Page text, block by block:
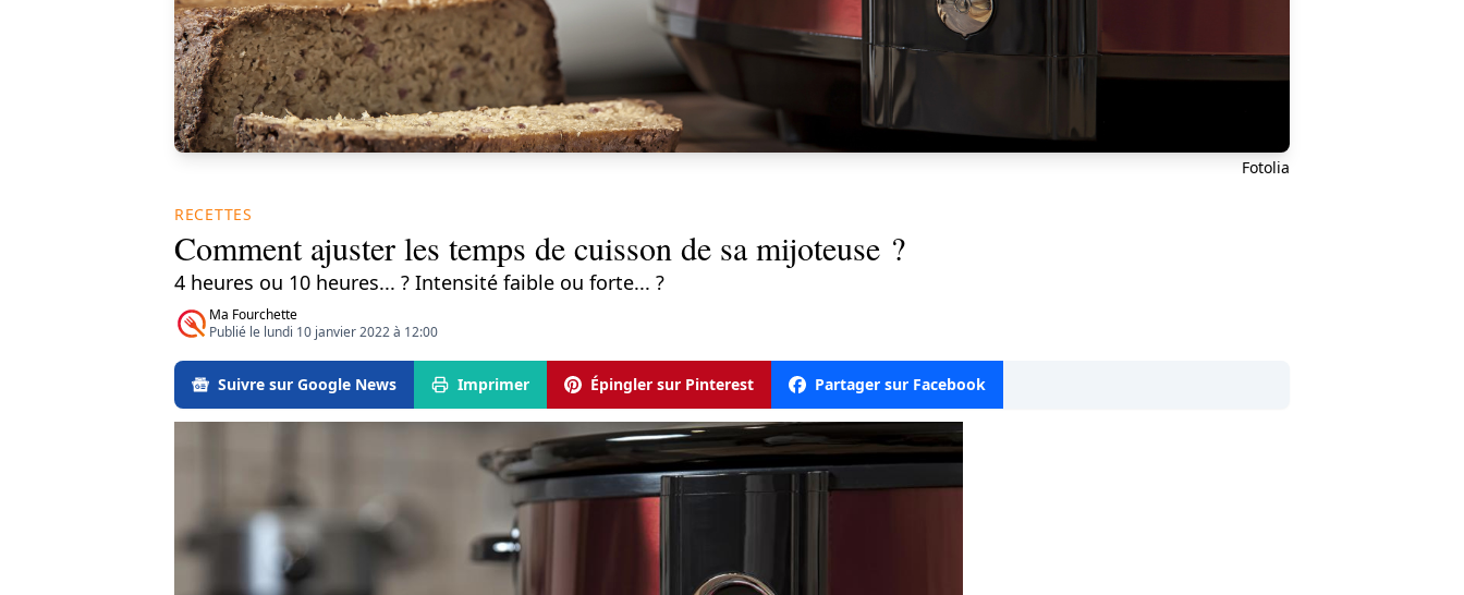
Fotolia
RECETTES
Comment ajuster les temps de cuisson de sa mijoteuse ?
4 heures ou 10 heures... ? Intensité faible ou forte... ?
Ma Fourchette
Publié le lundi 10 janvier 2022 à 12:00
Suivre sur Google News Imprimer Épingler sur Pinterest Partager sur Facebook